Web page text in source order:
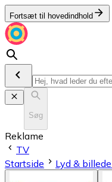
Fortsæt til hovedindhold
Søg
Reklame
TV
Startside
Lyd & billede